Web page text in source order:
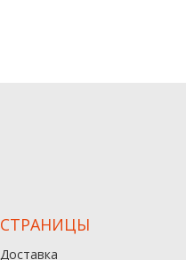
СТРАНИЦЫ
Доставка